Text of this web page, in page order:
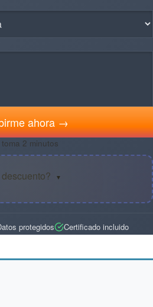
ahora →
2 minutos
▼
protegidos Certificado incluido